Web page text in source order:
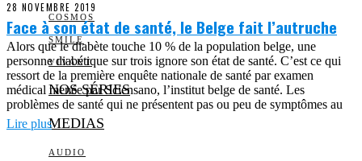
COSMOS
SMILE
VIVANT
NOS SÉRIES
MEDIAS
AUDIO
28 NOVEMBRE 2019
Face à son état de santé, le Belge fait l’autruche
Alors que le diabète touche 10 % de la population belge, une
personne diabétique sur trois ignore son état de santé. C’est ce qui
ressort de la première enquête nationale de santé par examen
médical menée par Sciensano, l’institut belge de santé. Les
problèmes de santé qui ne présentent pas ou peu de symptômes au
Lire plus